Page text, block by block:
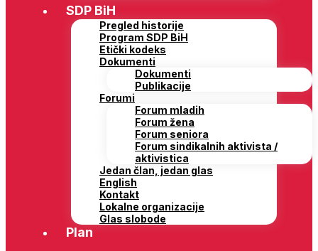
SDP BiH
Pregled historije
Program SDP BiH
Etički kodeks
Dokumenti
Dokumenti
Publikacije
Forumi
Forum mladih
Forum žena
Forum seniora
Forum sindikalnih aktivista /
aktivistica
Jedan član, jedan glas
English
Kontakt
Lokalne organizacije
Glas slobode
Plan